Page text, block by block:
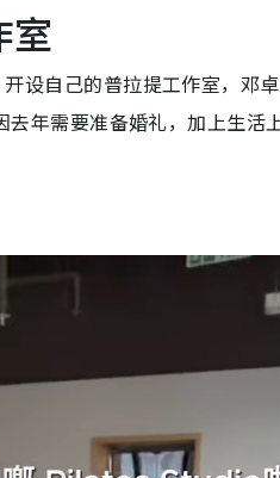
室
设自己的普拉提工作室，邓
年需要准备婚礼，加上生活